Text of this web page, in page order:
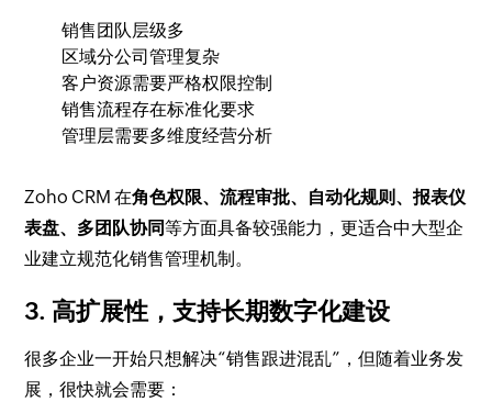
销售团队层级多
区域分公司管理复杂
客户资源需要严格权限控制
销售流程存在标准化要求
管理层需要多维度经营分析
Zoho CRM 在角色权限、流程审批、自动化规则、报表仪
表盘、多团队协同等方面具备较强能力，更适合中大型企
业建立规范化销售管理机制。
3. 高扩展性，支持长期数字化建设
很多企业一开始只想解决“销售跟进混乱”，但随着业务发
展，很快就会需要：